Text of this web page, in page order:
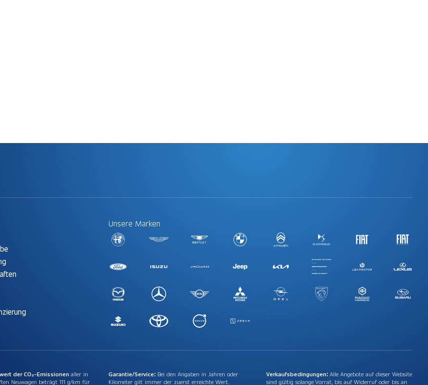
Unsere Marken
der CO₂-Emissionenaller in
Neuwagen beträgt 111 g/km für
Garantie/Service: Bei den Angaben in Jahren oder
Kilometer gilt immer der zuerst erreichte Wert.
Verkaufsbedingungen: Alle Angebote auf dieser Website
sind gültig solange Vorrat, bis auf Widerruf oder bis an